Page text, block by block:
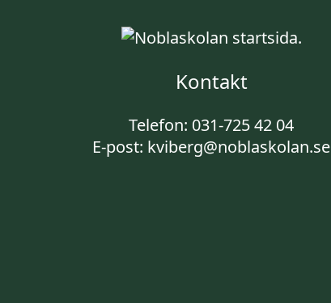
Kontakt
Telefon: 031-725 42 04
E-post: kviberg@noblaskolan.se